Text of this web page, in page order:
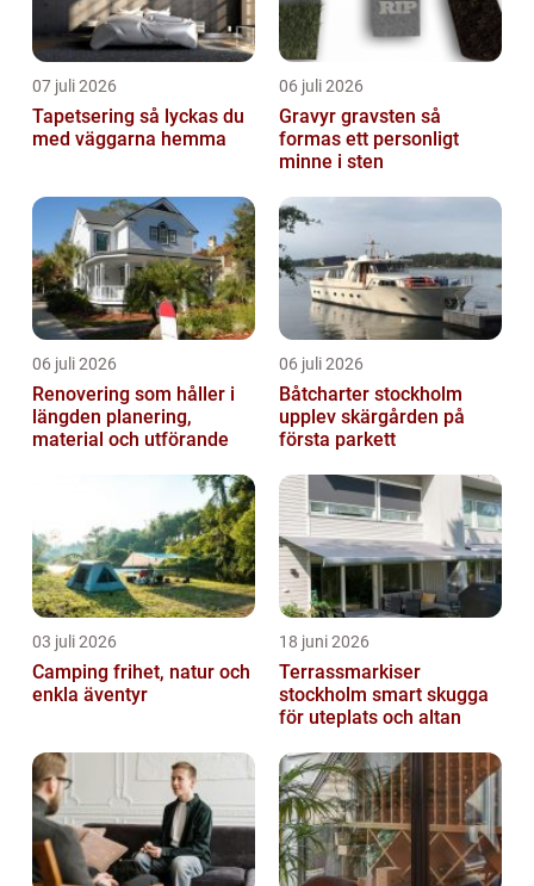
07 juli 2026
Tapetsering så lyckas du
med väggarna hemma
06 juli 2026
Gravyr gravsten så
formas ett personligt
minne i sten
06 juli 2026
Renovering som håller i
längden planering,
material och utförande
06 juli 2026
Båtcharter stockholm
upplev skärgården på
första parkett
03 juli 2026
Camping frihet, natur och
enkla äventyr
18 juni 2026
Terrassmarkiser
stockholm smart skugga
för uteplats och altan